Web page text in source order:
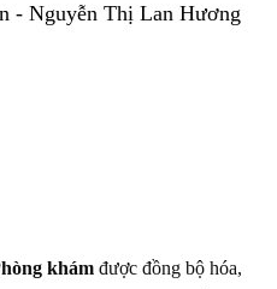
- Nguyễn Thị Lan Hương
khám được đồng bộ hóa,